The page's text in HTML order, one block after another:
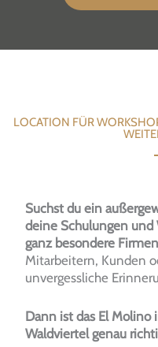
LOCATION FÜR
Suchst du ein
deine Schulungen und
ganz besondere
Mitarbeitern, Kunden
unvergessliche
Dann ist das El Molino
Waldviertel genau